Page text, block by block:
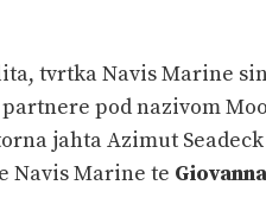
tvrtka Navis Marine
pod nazivom
jahta Azimut
Navis Marine te